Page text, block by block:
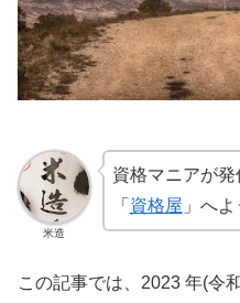
米造
資格マニアが
「 資格屋 」へよ
この記事では、2023 年(令